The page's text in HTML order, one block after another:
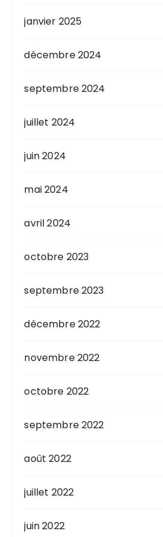
janvier 2025
décembre 2024
septembre 2024
juillet 2024
juin 2024
mai 2024
avril 2024
octobre 2023
septembre 2023
décembre 2022
novembre 2022
octobre 2022
septembre 2022
août 2022
juillet 2022
juin 2022